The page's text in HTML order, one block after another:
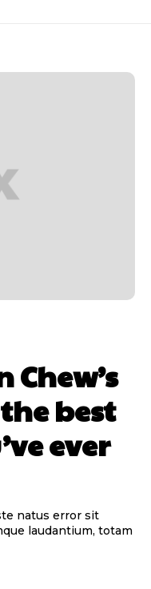
Chew’s
best
ever
natus error sit
laudantium, totam